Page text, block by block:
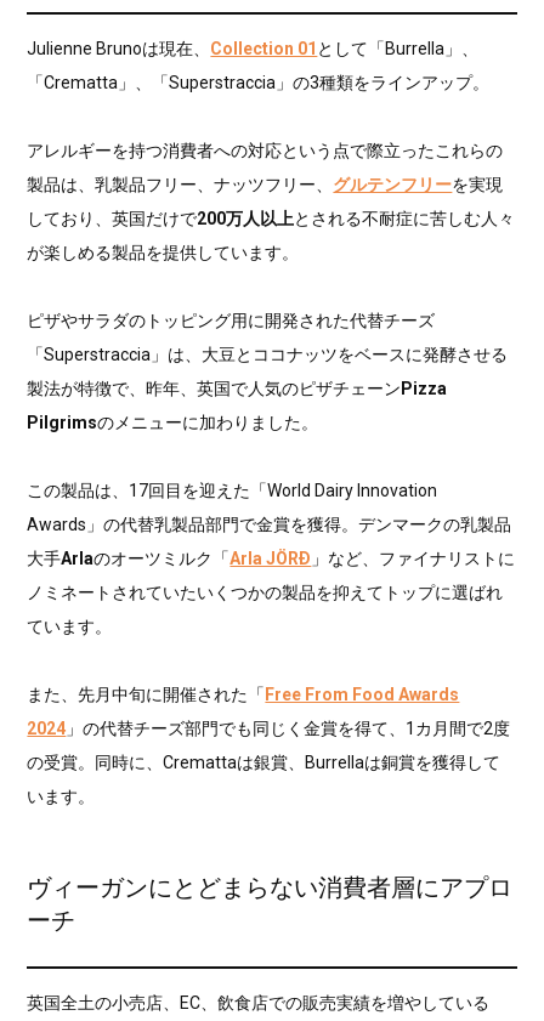
Julienne Brunoは現在、 Collection 01 として「Burrella」、
「Crematta」、「Superstraccia」の3種類をラインアップ。
アレルギーを持つ消費者への対応という点で際立ったこれらの
製品は、乳製品フリー、ナッツフリー、 グルテンフリーを実現
しており、英国だけで200万人以上とされる不耐症に苦しむ人々
が楽しめる製品を提供しています。
ピザやサラダのトッピング用に開発された代替チーズ
「Superstraccia」は、大豆とココナッツをベースに発酵させる
製法が特徴で、昨年、英国で人気のピザチェーン Pizza
Pilgrimsのメニューに加わりました。
この製品は、17回目を迎えた「World Dairy Innovation
Awards」の代替乳製品部門で金賞を獲得。デンマークの乳製品
大手Arlaのオーツミルク「Arla JÖRÐ 」など、ファイナリストに
ノミネートされていたいくつかの製品を抑えてトップに選ばれ
ています。
また、先月中旬に開催された「 Free From Food Awards
2024 」の代替チーズ部門でも同じく金賞を得て、1カ月間で2度
の受賞。同時に、Cremattaは銀賞、Burrellaは銅賞を獲得して
います。
ヴィーガンにとどまらない消費者層にアプロ
ーチ
英国全土の小売店、EC、飲食店での販売実績を増やしている